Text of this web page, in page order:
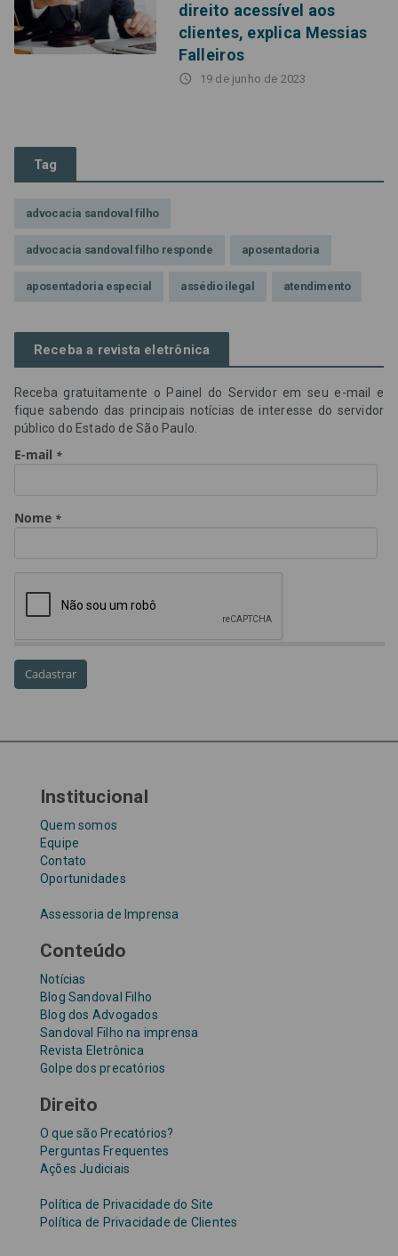
direito acessível aos
clientes, explica Messias
Falleiros
access_time 19 de junho de 2023
Tag
advocacia sandoval filho
advocacia sandoval filho responde aposentadoria
aposentadoria especial assédio ilegal atendimento
credores prioritários Dia do Servidor Público
Dia dos Professores expediente
precatórios precatórios prioritários
Taxa Referencial
Receba a revista eletrônica
Receba gratuitamente o Painel do Servidor em seu e-mail e
fique sabendo das principais notícias de interesse do servidor
público do Estado de São Paulo.
Institucional
Quem somos
Equipe
Contato
Oportunidades
Assessoria de Imprensa
Conteúdo
Notícias
Blog Sandoval Filho
Blog dos Advogados
Sandoval Filho na imprensa
Revista Eletrônica
Golpe dos precatórios
Direito
O que são Precatórios?
Perguntas Frequentes
Ações Judiciais
Política de Privacidade do Site
Política de Privacidade de Clientes